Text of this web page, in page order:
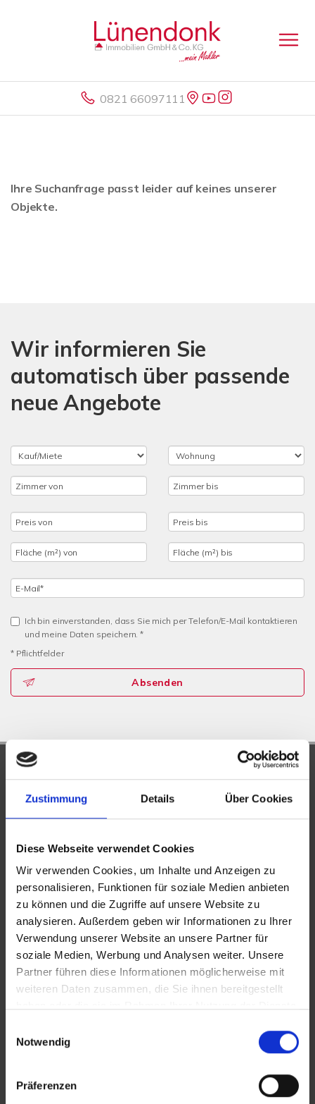
Zustimmung Details Über Cookies
Diese Webseite verwendet Cookies
Wir verwenden Cookies, um Inhalte und Anzeigen zu
personalisieren, Funktionen für soziale Medien anbieten
zu können und die Zugriffe auf unsere Website zu
analysieren. Außerdem geben wir Informationen zu Ihrer
Verwendung unserer Website an unsere Partner für
soziale Medien, Werbung und Analysen weiter. Unsere
Partner führen diese Informationen möglicherweise mit
weiteren Daten zusammen, die Sie ihnen bereitgestellt
Notwendig
Präferenzen
0821 66097111
Ihre Suchanfrage passt leider auf keines unserer
Objekte.
Wir informieren Sie
automatisch über passende
neue Angebote
Ich bin einverstanden, dass Sie mich per Telefon/E-Mail kontaktieren
und meine Daten speichern. *
* Pflichtfelder
Absenden
UNSERE PARTNER &
AUSZEICHNUNGEN
KONTAKT
Lünendonk Immobilien